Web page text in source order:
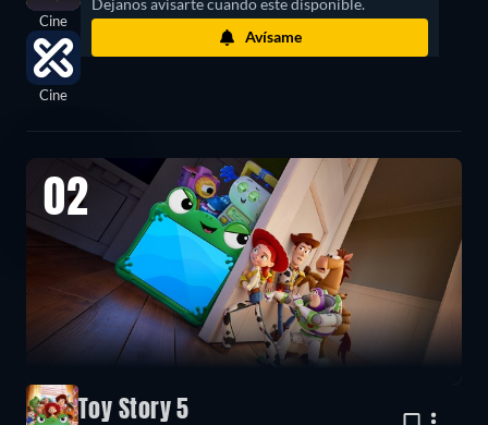
Cine
Cine
Avísame
02
Toy Story 5